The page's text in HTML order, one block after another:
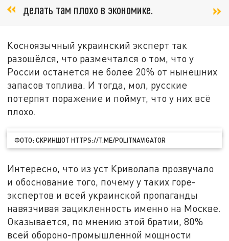
делать там плохо в экономике.
Косноязычный украинский эксперт так
разошёлся, что размечтался о том, что у
России останется не более 20% от нынешних
запасов топлива. И тогда, мол, русские
потерпят поражение и поймут, что у них всё
плохо.
ФОТО: СКРИНШОТ HTTPS://T.ME/POLITNAVIGATOR
Интересно, что из уст Криволапа прозвучало
и обоснование того, почему у таких горе-
экспертов и всей украинской пропаганды
навязчивая зацикленность именно на Москве.
Оказывается, по мнению этой братии, 80%
всей обороно-промышленной мощности